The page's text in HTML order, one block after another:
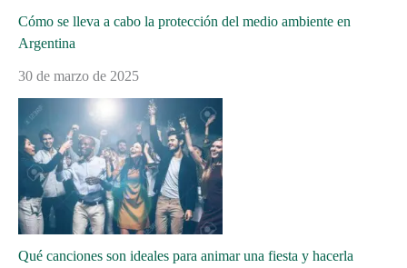
Cómo se lleva a cabo la protección del medio ambiente en
Argentina
30 de marzo de 2025
Qué canciones son ideales para animar una fiesta y hacerla